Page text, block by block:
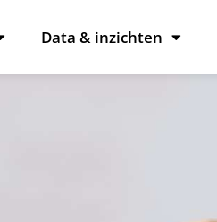
Data & inzichten